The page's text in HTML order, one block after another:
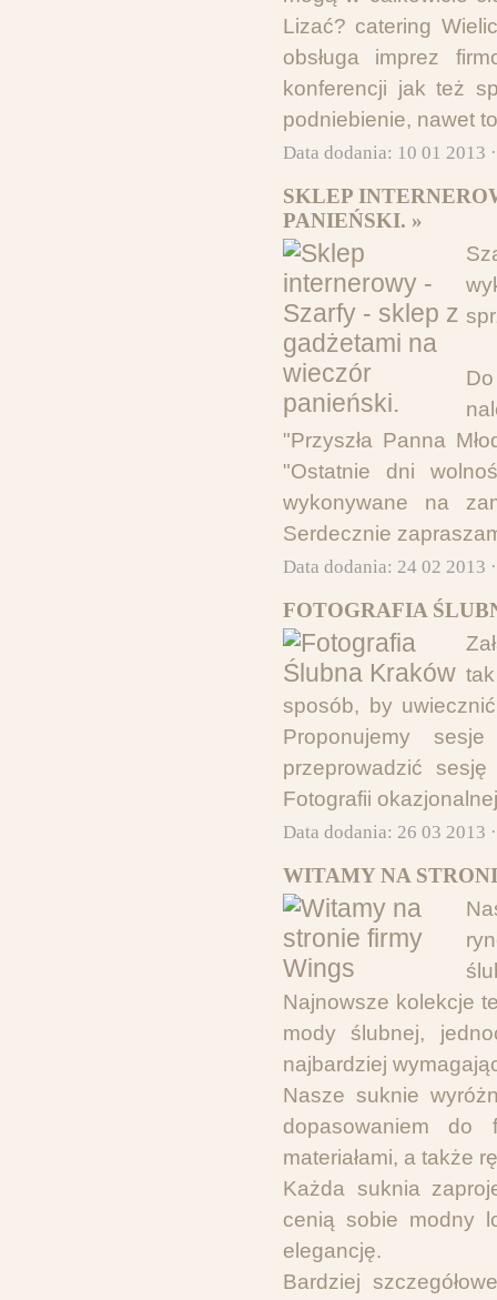
Lizać? catering
obsługa imprez
konferencji jak też
podniebienie, nawet
Data dodania: 10 01 2013
SKLEP
PANIEŃSKI. »
"Przyszła Panna
"Ostatnie dni
wykonywane na
Serdecznie
Data dodania: 24 02 2013
FOTOGRAFIA
sposób, by
Proponujemy
przeprowadzić
Fotografii
Data dodania: 26 03 2013
WITAMY NA
Najnowsze kolekcje
mody ślubnej,
najbardziej
Nasze suknie
dopasowaniem do
materiałami, a także
Każda suknia
cenią sobie modny
elegancję.
Bardziej